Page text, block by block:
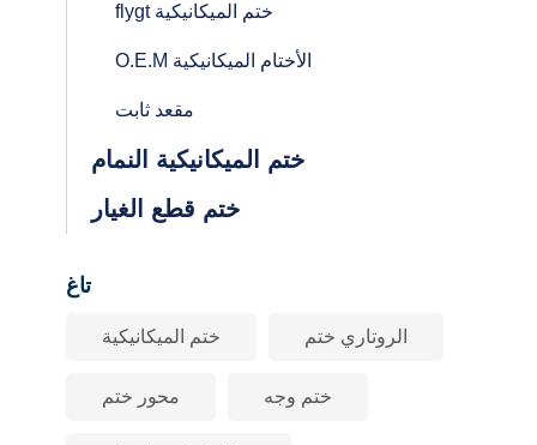
flygt ختم الميكانيكية
O.E.M الأختام الميكانيكية
مقعد ثابت
ختم الميكانيكية النمام
ختم قطع الغيار
تاغ
ختم الميكانيكية الروتاري ختم
محور ختم ختم وجه